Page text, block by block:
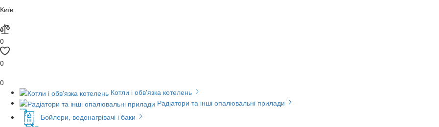
Київ
0
0
0
Котли і обв'язка котелень
Радіатори та інші опалювальні прилади
Бойлери, водонагрівачі і баки